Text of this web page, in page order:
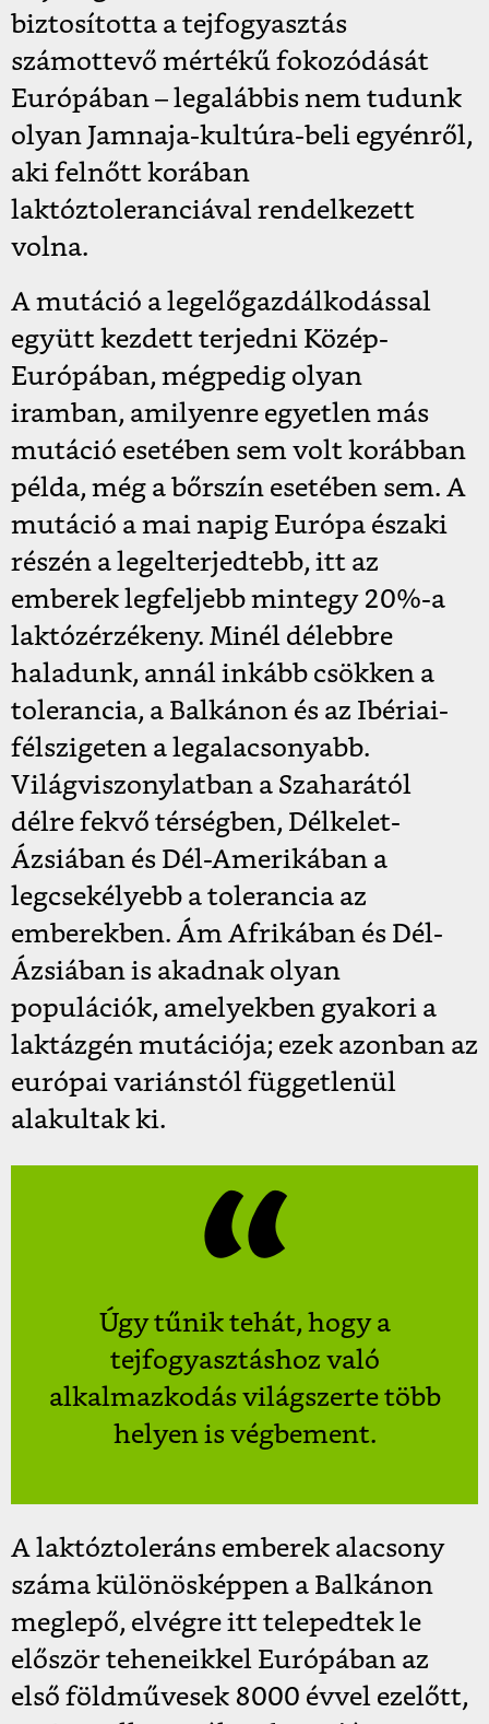
biztosította a tejfogyasztás
számottevő mértékű fokozódását
Európában – legalábbis nem tudunk
olyan Jamnaja-kultúra-beli egyénről,
aki felnőtt korában
laktóztoleranciával rendelkezett
volna.
A mutáció a legelőgazdálkodással
együtt kezdett terjedni Közép-
Európában, mégpedig olyan
iramban, amilyenre egyetlen más
mutáció esetében sem volt korábban
példa, még a bőrszín esetében sem. A
mutáció a mai napig Európa északi
részén a legelterjedtebb, itt az
emberek legfeljebb mintegy 20%-a
laktózérzékeny. Minél délebbre
haladunk, annál inkább csökken a
tolerancia, a Balkánon és az Ibériai-
félszigeten a legalacsonyabb.
Világviszonylatban a Szaharától
délre fekvő térségben, Délkelet-
Ázsiában és Dél-Amerikában a
legcsekélyebb a tolerancia az
emberekben. Ám Afrikában és Dél-
Ázsiában is akadnak olyan
populációk, amelyekben gyakori a
laktázgén mutációja; ezek azonban az
európai variánstól függetlenül
alakultak ki.
Úgy tűnik tehát, hogy a
tejfogyasztáshoz való
alkalmazkodás világszerte több
helyen is végbement.
A laktóztoleráns emberek alacsony
száma különösképpen a Balkánon
meglepő, elvégre itt telepedtek le
először teheneikkel Európában az
első földművesek 8000 évvel ezelőtt,